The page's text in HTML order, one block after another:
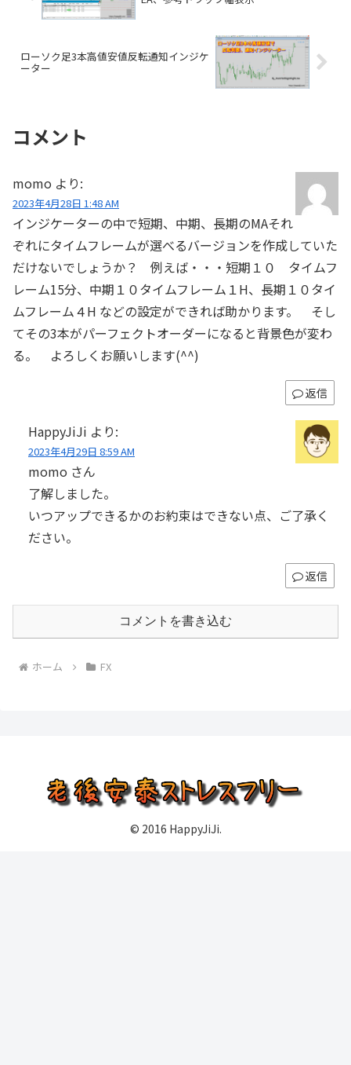
ローソク足3本高値安値反転通知インジケ
ーター
コメント
momo より:
2023年4月28日 1:48 AM
インジケーターの中で短期、中期、長期のMAそれ
ぞれにタイムフレームが選べるバージョンを作成していた
だけないでしょうか？ 例えば・・・短期１０ タイムフ
レーム15分、中期１０タイムフレーム１H、長期１０タイ
ムフレーム４H などの設定ができれば助かります。 そし
てその3本がパーフェクトオーダーになると背景色が変わ
る。 よろしくお願いします(^^)
返信
HappyJiJi より:
2023年4月29日 8:59 AM
momo さん
了解しました。
いつアップできるかのお約束はできない点、ご了承く
ださい。
返信
コメントを書き込む
ホーム FX
© 2016 HappyJiJi.